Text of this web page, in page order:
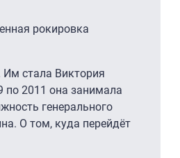
рокировка
стала Виктория
по 2011 она занимала
генерального
О том, куда перейдёт